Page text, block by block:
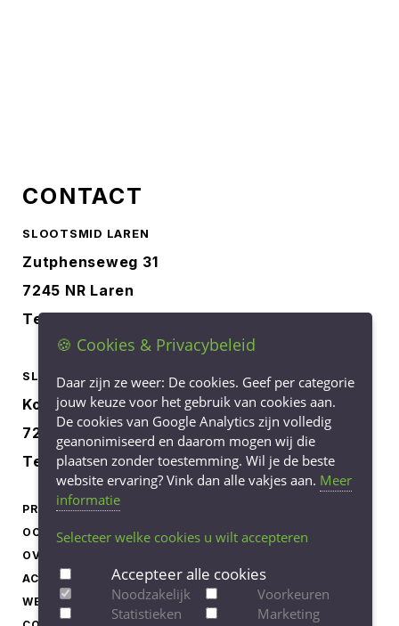
CONTACT
SLOOTSMID LAREN
Zutphenseweg 31
7245 NR Laren
Tel.
SLOOTSMID BORCULO
Korenbree 40a
7271 LH Borculo
Tel. 0545-745040
PRODUCTEN
OCCASIONS
OVER ONS
ACTUEEL
WERKEN BIJ
PRIVACY STATEMENT
COOKIE-INSTELLINGEN
AANPASSEN
🍪 Cookies & Privacybeleid
Daar zijn ze weer: De cookies. Geef per categorie
jouw keuze voor het gebruik van cookies aan.
De cookies van Google Analytics zijn volledig
geanonimiseerd en daarom mogen wij die
plaatsen zonder toestemming. Wil je de beste
website ervaring? Vink dan alle vakjes aan. Meer
informatie
Selecteer welke cookies u wilt accepteren
Accepteer alle cookies
Noodzakelijk
Voorkeuren
Statistieken
Marketing